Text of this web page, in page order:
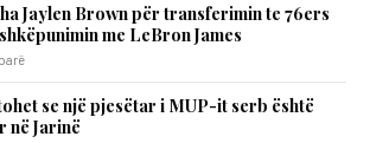
Jaylen Brown për transferimin te 76ers
me LeBron James
se një pjesëtar i MUP-it serb është
në Jarinë